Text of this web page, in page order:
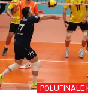
POLUFINALE